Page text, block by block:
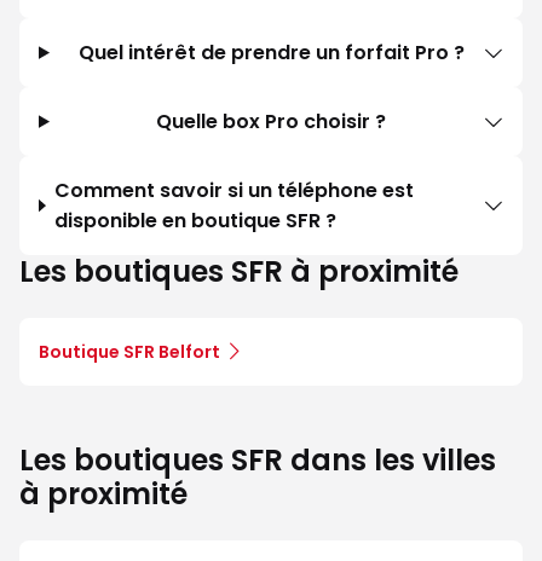
Quel intérêt de prendre un forfait Pro ?
Quelle box Pro choisir ?
Comment savoir si un téléphone est
disponible en boutique SFR ?
Les boutiques SFR à proximité
Boutique SFR Belfort
Les boutiques SFR dans les villes
à proximité